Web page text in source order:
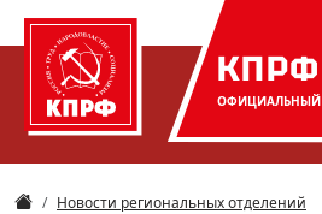
КПРФ
ОФИЦИАЛЬНЫЙ
Новости региональных отделений